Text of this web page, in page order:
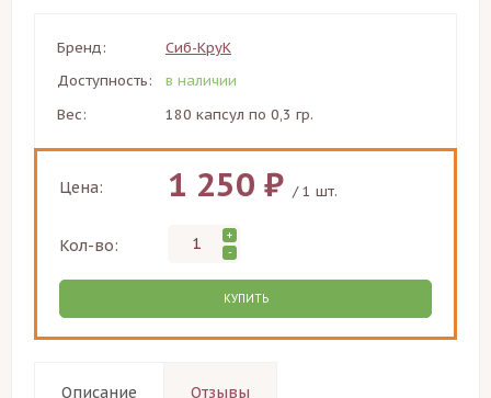
Бренд:
Сиб-КруК
Доступность:
в наличии
Вес:
180 капсул по 0,3 гр.
Цена: 1 250 ₽ / 1 шт.
Кол-во:
+
-
КУПИТЬ
Описание Отзывы